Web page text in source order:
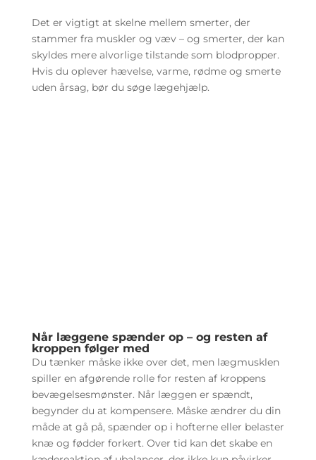
Det er vigtigt at skelne mellem smerter, der
stammer fra muskler og væv – og smerter, der kan
skyldes mere alvorlige tilstande som blodpropper.
Hvis du oplever hævelse, varme, rødme og smerte
uden årsag, bør du søge lægehjælp.
Når læggene spænder op – og resten af
kroppen følger med
Du tænker måske ikke over det, men lægmusklen
spiller en afgørende rolle for resten af kroppens
bevægelsesmønster. Når læggen er spændt,
begynder du at kompensere. Måske ændrer du din
måde at gå på, spænder op i hofterne eller belaster
knæ og fødder forkert. Over tid kan det skabe en